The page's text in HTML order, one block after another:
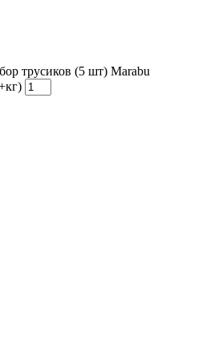
трусиков (5 шт) Marabu